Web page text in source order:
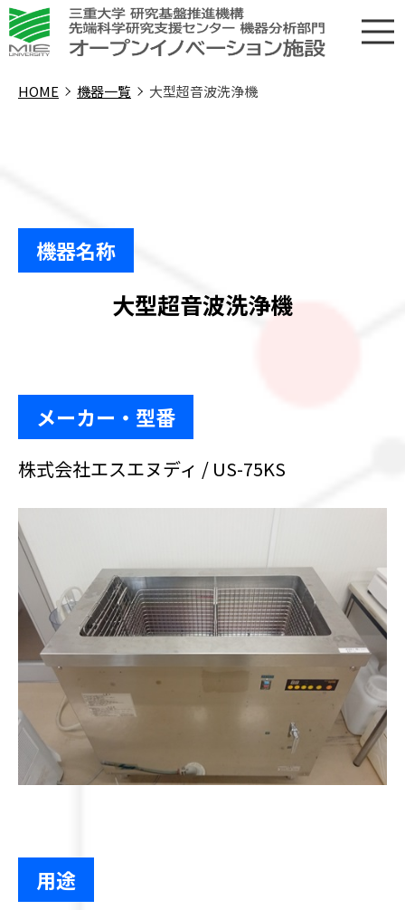
HOME 機器一覧 大型超音波洗浄機
機器名称
大型超音波洗浄機
メーカー・型番
株式会社エスエヌディ / US-75KS
用途